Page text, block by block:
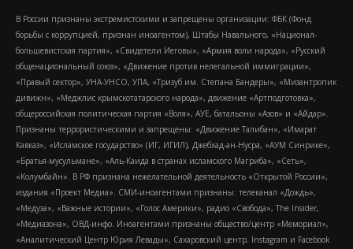
В России признаны экстремистскими и запрещены организации: ФБК (Фонд
борьбы с коррупцией, признан иноагентом), Штабы Навального, «Национал-
большевистская партия», «Свидетели Иеговы», «Армия воли народа», «Русский
общенациональный союз», «Движение против нелегальной иммиграции»,
«Правый сектор», УНА-УНСО, УПА, «Тризуб им. Степана Бандеры», «Мизантропик
дивижн», «Меджлис крымскотатарского народа», движение «Артподготовка»,
общероссийская политическая партия «Воля», АУЕ, батальоны «Азов» и «Айдар».
Признаны террористическими и запрещены: «Движение Талибан», «Имарат
Кавказ», «Исламское государство» (ИГ, ИГИЛ), Джебхад-ан-Нусра, «АУМ Синрике»,
«Братья-мусульмане», «Аль-Каида в странах исламского Магриба», «Сеть»,
«Колумбайн». В РФ признана нежелательной деятельность «Открытой России»,
издания «Проект Медиа». СМИ-иноагентами признаны: телеканал «Дождь»,
«Медуза», «Важные истории», «Голос Америки», радио «Свобода», The Insider,
«Медиазона», ОВД-инфо. Иноагентами признаны общество/центр «Мемориал»,
«Аналитический Центр Юрия Левады», Сахаровский центр. Instagram и Facebook